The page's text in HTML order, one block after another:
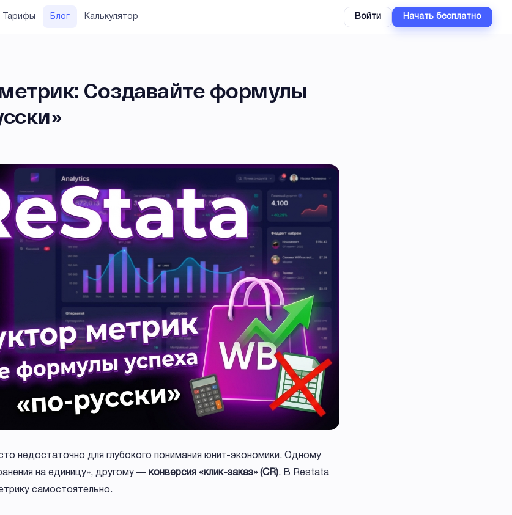
Тарифы Блог Калькулятор Войти Начать бесплатно
Создавайте формулы
недостаточно для глубокого понимания юнит-экономики. Одному
на единицу», другому — конверсия «клик-заказ» (CR). В Restata
самостоятельно.